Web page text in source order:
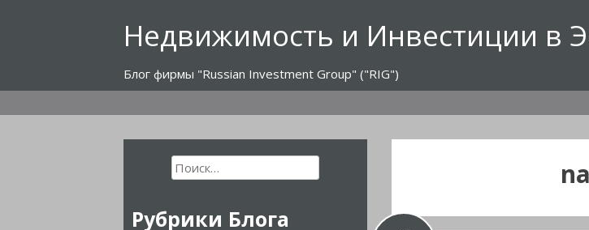
Недвижимость и Инвестиции в
Блог фирмы "Russian Investment Group" ("RIG")
Найти:
Рубрики Блога